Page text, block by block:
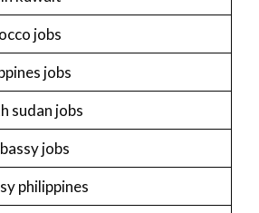
jobs
jobs
sudan jobs
jobs
philippines